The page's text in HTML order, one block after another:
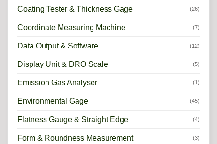
Coating Tester & Thickness Gage (26)
Coordinate Measuring Machine (7)
Data Output & Software (12)
Display Unit & DRO Scale (5)
Emission Gas Analyser (1)
Environmental Gage (45)
Flatness Gauge & Straight Edge (4)
Form & Roundness Measurement (3)